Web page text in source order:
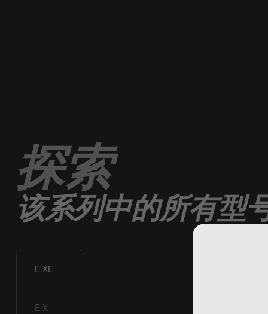
探索
该系列中的所有型
E·XE
E·X